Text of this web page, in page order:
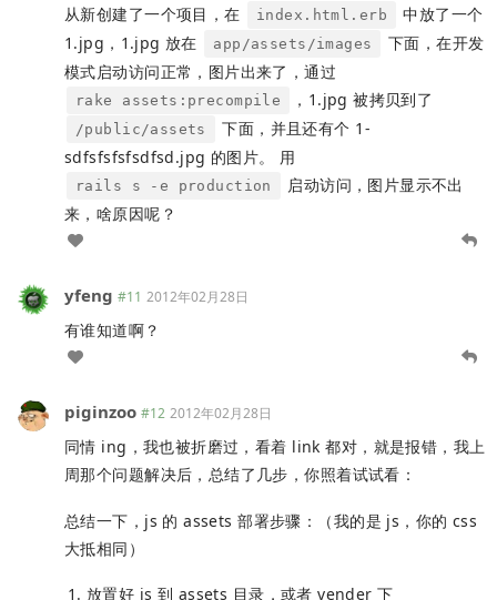
从新创建了一个项目，在 index.html.erb
中放了一个
1.jpg，1.jpg 放在
app/assets/images
下面，在开发
模式启动访问正常，图片出来了，通过
rake assets:precompile ，1.jpg 被拷贝到了
/public/assets
下面，并且还有个 1-
sdfsfsfsfsdfsd.jpg 的图片。 用
rails s -e production
启动访问，图片显示不出
来，啥原因呢？
yfeng #11 2012年02月28日
有谁知道啊？
piginzoo #12 2012年02月28日
同情 ing，我也被折磨过，看着 link 都对，就是报错，我上
周那个问题解决后，总结了几步，你照着试试看：
总结一下，js 的 assets 部署步骤：（我的是 js，你的 css
大抵相同）
放置好 js 到 assets 目录，或者 vender 下